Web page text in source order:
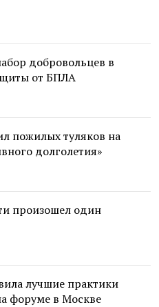
добровольцев в
от БПЛА
пожилых туляков на
долголетия»
произошел один
лучшие практики
форуме в Москве